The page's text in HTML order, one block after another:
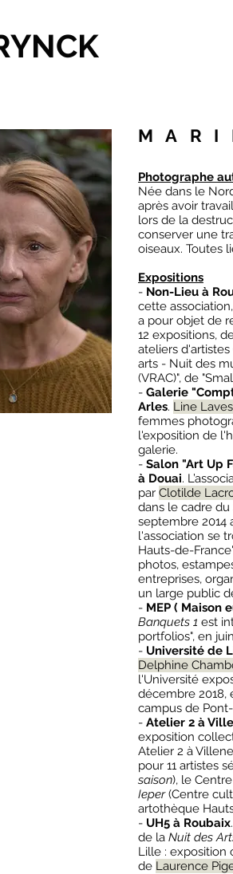
Photographe
Née dans le
après avoir
lors de la
conserver une
oiseaux. Toutes
Expositions
- Non-Lieu à
cette
a pour objet de
12 expositions,
ateliers d'artistes
arts - Nuit des
(VRAC)", de
- Galerie
Arles. Line
femmes
l'exposition de
galerie.
- Salon "Art Up
à Douai.
par Clotilde
dans le cadre du
septembre 2014
l'association se
Hauts-de-
photos,
entreprises,
un large public
- MEP ( Maison
Banquets 1 est
portfolios", en
- Université de
Delphine
l'Université
décembre 2018,
campus de
- Atelier 2 à
exposition
Atelier 2 à
pour 11 artistes
saison), le
Ieper(Centre
artothèque
- UH5 à Roubaix
de la Nuit des
Lille : exposition
de Laurence